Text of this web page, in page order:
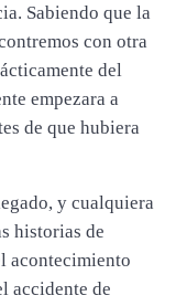
Sabiendo que la
con otra
del
empezara a
de que hubiera
y cualquiera
historias de
acontecimiento
accidente de